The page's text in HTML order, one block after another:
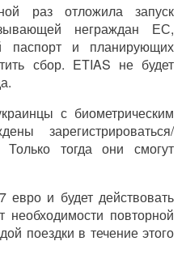
раз отложила запуск
неграждан ЕС,
паспорт и планирующих
сбор. ETIAS не будет
с биометрическим
зарегистрироваться/
тогда они смогут
евро и будет действовать
необходимости повторной
поездки в течение этого